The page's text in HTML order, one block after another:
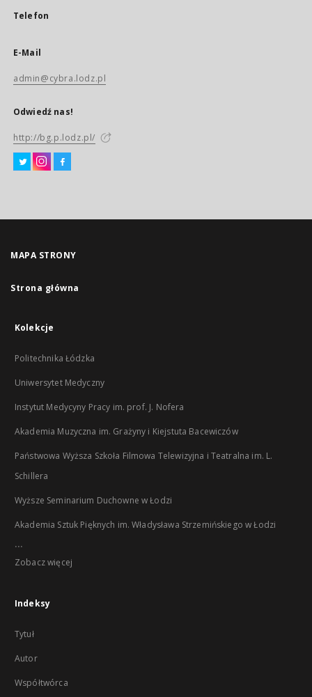
Telefon
E-Mail
admin@cybra.lodz.pl
Odwiedź nas!
http://bg.p.lodz.pl/
MAPA STRONY
Strona główna
Kolekcje
Politechnika Łódzka
Uniwersytet Medyczny
Instytut Medycyny Pracy im. prof. J. Nofera
Akademia Muzyczna im. Grażyny i Kiejstuta Bacewiczów
Państwowa Wyższa Szkoła Filmowa Telewizyjna i Teatralna im. L.
Schillera
Wyższe Seminarium Duchowne w Łodzi
Akademia Sztuk Pięknych im. Władysława Strzemińskiego w Łodzi
...
Zobacz więcej
Indeksy
Tytuł
Autor
Współtwórca